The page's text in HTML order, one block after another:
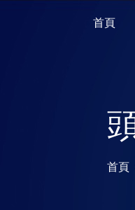
首頁
首頁